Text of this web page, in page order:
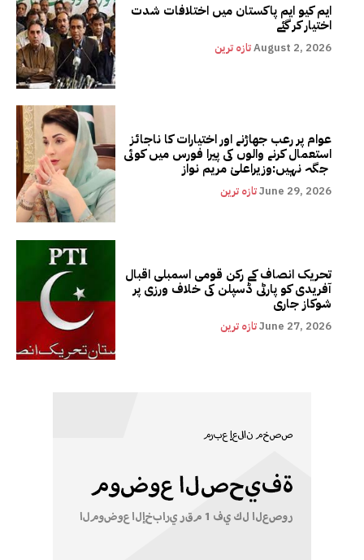
ایم کیو ایم پاکستان میں اختلافات شدت
اختیار کر گئے
تازہ ترینAugust 2, 2026
عوام پر رعب جھاڑنے اور اختیارات کا ناجائز
استعمال کرنے والوں کی پیرا فورس میں کوئی
تازہ ترینJune 29, 2026
تحریک انصاف کے رکن قومی اسمبلی اقبال
آفریدی کو پارٹی ڈسپلن کی خلاف ورزی پر
شوکاز جاری
تازہ ترینJune 27, 2026